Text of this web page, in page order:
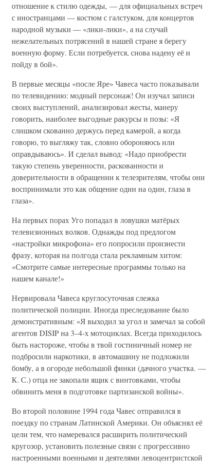
отношение к стилю одежды, — для официальных встреч
с иностранцами — костюм с галстуком, для концертов
народной музыки — «лики-лики», а на случай
нежелательных потрясений в нашей стране я берегу
военную форму. Если потребуется, снова надену её и
пойду в бой».
В первые месяцы «после Яре» Чавеса часто показывали
по телевидению: модный персонаж! Он изучал записи
своих выступлений, анализировал жесты, манеру
говорить, наиболее выгодные ракурсы и позы: «Я
слишком скованно держусь перед камерой, а когда
говорю, то выгляжу так, словно обороняюсь или
оправдываюсь». И сделал вывод: «Надо приобрести
такую степень уверенности, раскованности и
доверительности в обращении к телезрителям, чтобы они
воспринимали это как общение один на один, глаза в
глаза».
На первых порах Уго попадал в ловушки матёрых
телевизионных волков. Однажды под предлогом
«настройки микрофона» его попросили произнести
фразу, которая на полгода стала рекламным хитом:
«Смотрите самые интересные программы только на
нашем канале!»
Нервировала Чавеса круглосуточная слежка
политической полиции. Иногда преследование было
демонстративным: «Я выходил за угол и замечал за собой
агентов DISIP на 3–4-х мотоциклах. Всегда приходилось
быть настороже, чтобы в твой гостиничный номер не
подбросили наркотики, в автомашину не подложили
бомбу, а в огороде небольшой финки (дачного участка. —
К. С.) отца не закопали ящик с винтовками, чтобы
обвинить меня в подготовке партизанской войны».
Во второй половине 1994 года Чавес отправился в
поездку по странам Латинской Америки. Он объяснял её
цели тем, что намеревался расширить политический
кругозор, установить полезные связи с прогрессивно
настроенными военными и деятелями левоцентристской